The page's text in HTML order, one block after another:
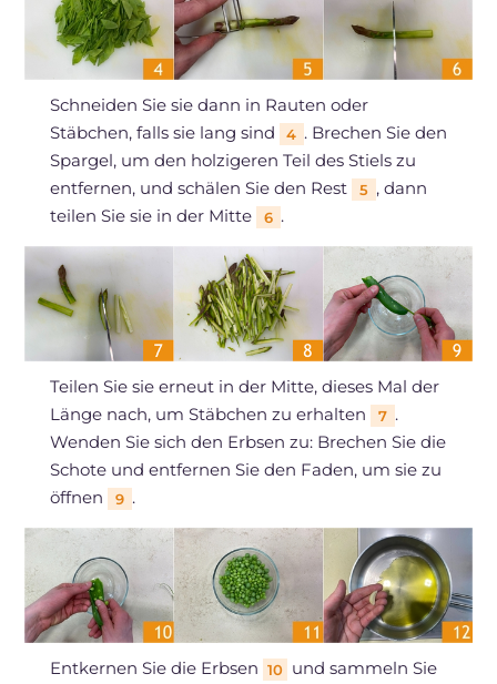
Schneiden Sie sie dann in Rauten oder
Stäbchen, falls sie lang sind
4 . Brechen Sie den
Spargel, um den holzigeren Teil des Stiels zu
entfernen, und schälen Sie den Rest
5 , dann
teilen Sie sie in der Mitte
6 .
Teilen Sie sie erneut in der Mitte, dieses Mal der
Länge nach, um Stäbchen zu erhalten
7 .
Wenden Sie sich den Erbsen zu: Brechen Sie die
Schote und entfernen Sie den Faden, um sie zu
öffnen
9 .
Entkernen Sie die Erbsen 10 und sammeln Sie